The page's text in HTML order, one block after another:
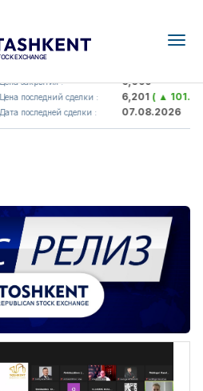
(<O'zmetkombinat> AJ)
закрытия : 6,099
последний сделки : 6,201( ▲ 101.04
последней сделки : 07.08.2026